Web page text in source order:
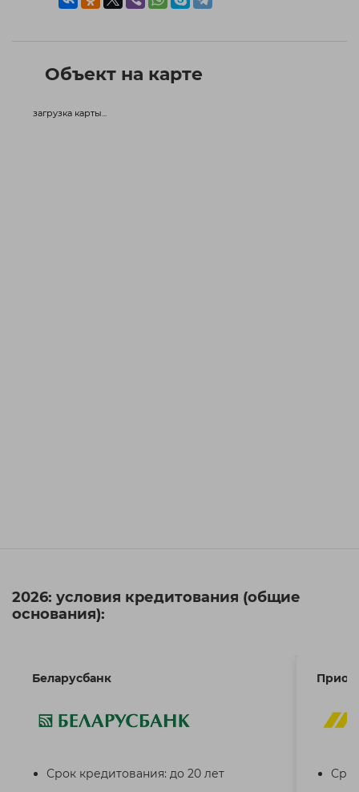
Объект на карте
загрузка карты...
2026: условия кредитования (общие
основания):
Беларусбанк
Срок кредитования: до 20 лет